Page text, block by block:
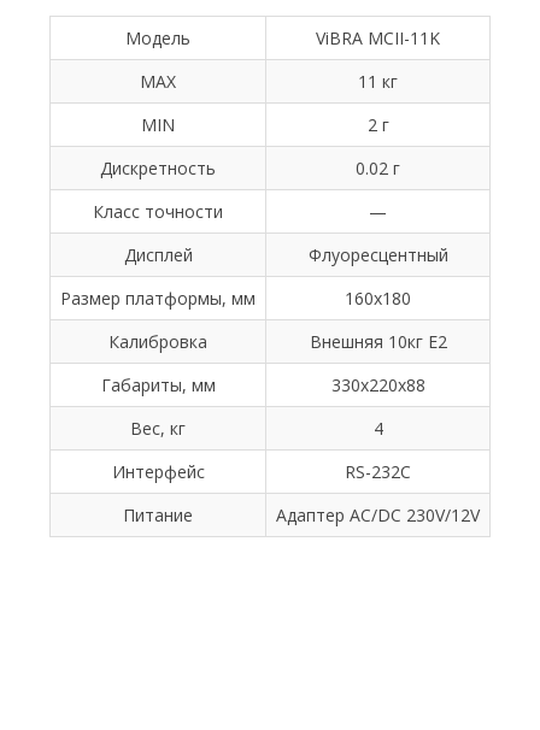
Модель
ViBRA MCII-11K
MAX
11 кг
MIN
2 г
Дискретность
0.02 г
Класс точности
—
Дисплей
Флуоресцентный
Размер платформы, мм
160х180
Калибровка
Внешняя 10кг E2
Габариты, мм
330х220х88
Вес, кг
4
Интерфейс
RS-232C
Питание
Адаптер AC/DC 230V/12V